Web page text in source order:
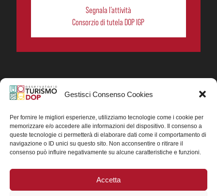
Gestisci Consenso Cookies
Per fornire le migliori esperienze, utilizziamo tecnologie come i cookie per
memorizzare e/o accedere alle informazioni del dispositivo. Il consenso a
queste tecnologie ci permetterà di elaborare dati come il comportamento di
navigazione o ID unici su questo sito. Non acconsentire o ritirare il
consenso può influire negativamente su alcune caratteristiche e funzioni.
Accetta
Segnala l’attività
Consorzio di tutela DOP IGP
In collaborazione ORIGIN ITALIA.
del turismo enogastronomico dei prodotti DOP IGP
italiani.
Concessione contributo MASAF DM n. 0311719 del
15/06/2023
Concessione contributo MASAF, DM n. 0016662 del
15/01/2025 (CUP J88H24002560007)